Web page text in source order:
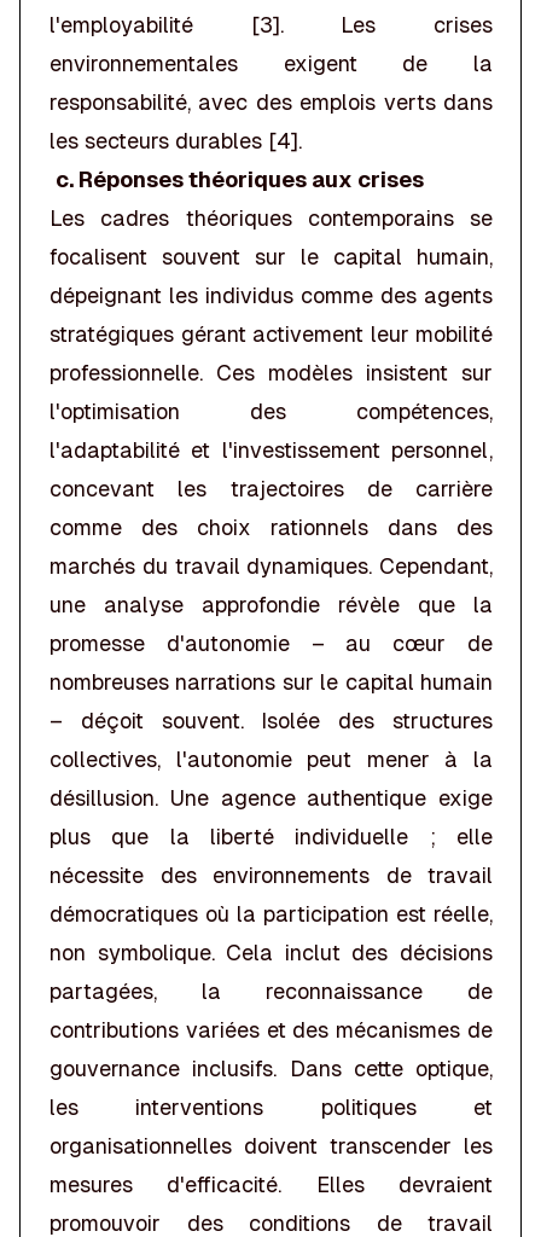
l'employabilité [3]. Les crises
environnementales exigent de la
responsabilité, avec des emplois verts dans
les secteurs durables [4].
c. Réponses théoriques aux crises
Les cadres théoriques contemporains se
focalisent souvent sur le capital humain,
dépeignant les individus comme des agents
stratégiques gérant activement leur mobilité
professionnelle. Ces modèles insistent sur
l'optimisation des compétences,
l'adaptabilité et l'investissement personnel,
concevant les trajectoires de carrière
comme des choix rationnels dans des
marchés du travail dynamiques. Cependant,
une analyse approfondie révèle que la
promesse d'autonomie – au cœur de
nombreuses narrations sur le capital humain
– déçoit souvent. Isolée des structures
collectives, l'autonomie peut mener à la
désillusion. Une agence authentique exige
plus que la liberté individuelle ; elle
nécessite des environnements de travail
démocratiques où la participation est réelle,
non symbolique. Cela inclut des décisions
partagées, la reconnaissance de
contributions variées et des mécanismes de
gouvernance inclusifs. Dans cette optique,
les interventions politiques et
organisationnelles doivent transcender les
mesures d'efficacité. Elles devraient
promouvoir des conditions de travail